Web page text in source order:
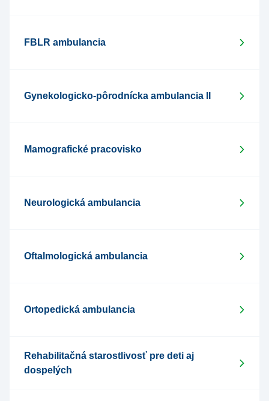
FBLR ambulancia
Gynekologicko-pôrodnícka ambulancia II
Mamografické pracovisko
Neurologická ambulancia
Oftalmologická ambulancia
Ortopedická ambulancia
Rehabilitačná starostlivosť pre deti aj
dospelých